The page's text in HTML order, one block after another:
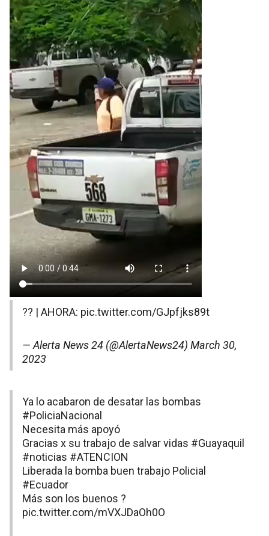
?? | AHORA: pic.twitter.com/GJpfjks89t
— Alerta News 24 (@AlertaNews24) March 30,
2023
Ya lo acabaron de desatar las bombas
#PoliciaNacional
Necesita más apoyó
Gracias x su trabajo de salvar vidas #Guayaquil
#noticias #ATENCION
Liberada la bomba buen trabajo Policial
#Ecuador
Más son los buenos ?
pic.twitter.com/mVXJDaOh0O